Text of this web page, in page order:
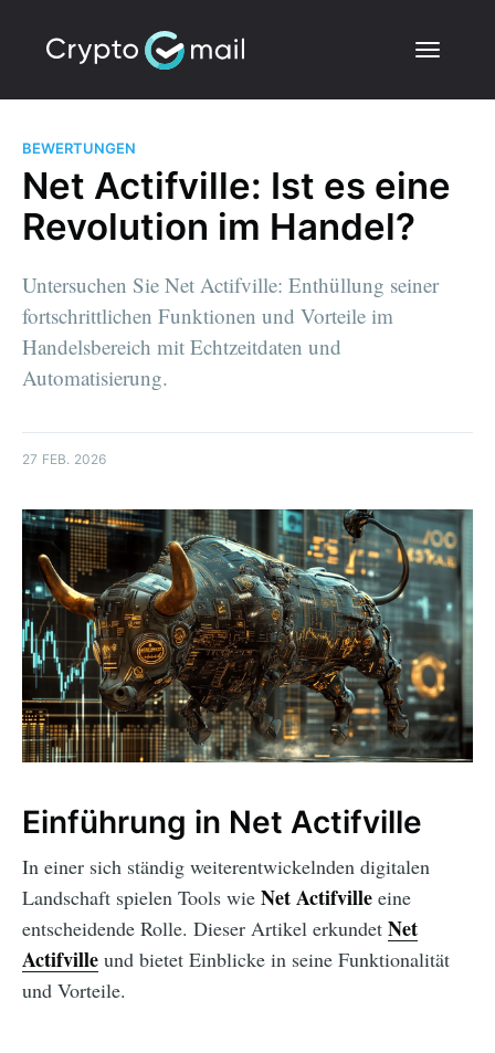
BEWERTUNGEN
Net Actifville: Ist es eine
Revolution im Handel?
Untersuchen Sie Net Actifville: Enthüllung seiner
fortschrittlichen Funktionen und Vorteile im
Handelsbereich mit Echtzeitdaten und
Automatisierung.
27 FEB. 2026
Einführung in Net Actifville
In einer sich ständig weiterentwickelnden digitalen
Landschaft spielen Tools wie Net Actifville eine
entscheidende Rolle. Dieser Artikel erkundet Net
Actifville und bietet Einblicke in seine Funktionalität
und Vorteile.